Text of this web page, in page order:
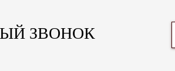
ЗВОНОК